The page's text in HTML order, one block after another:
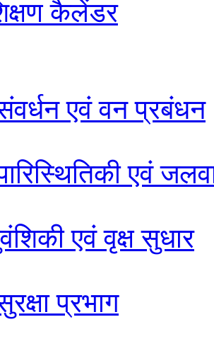
कैलेंडर
एवं वन प्रबंधन
एवं
एवं वृक्ष सुधार
प्रभाग